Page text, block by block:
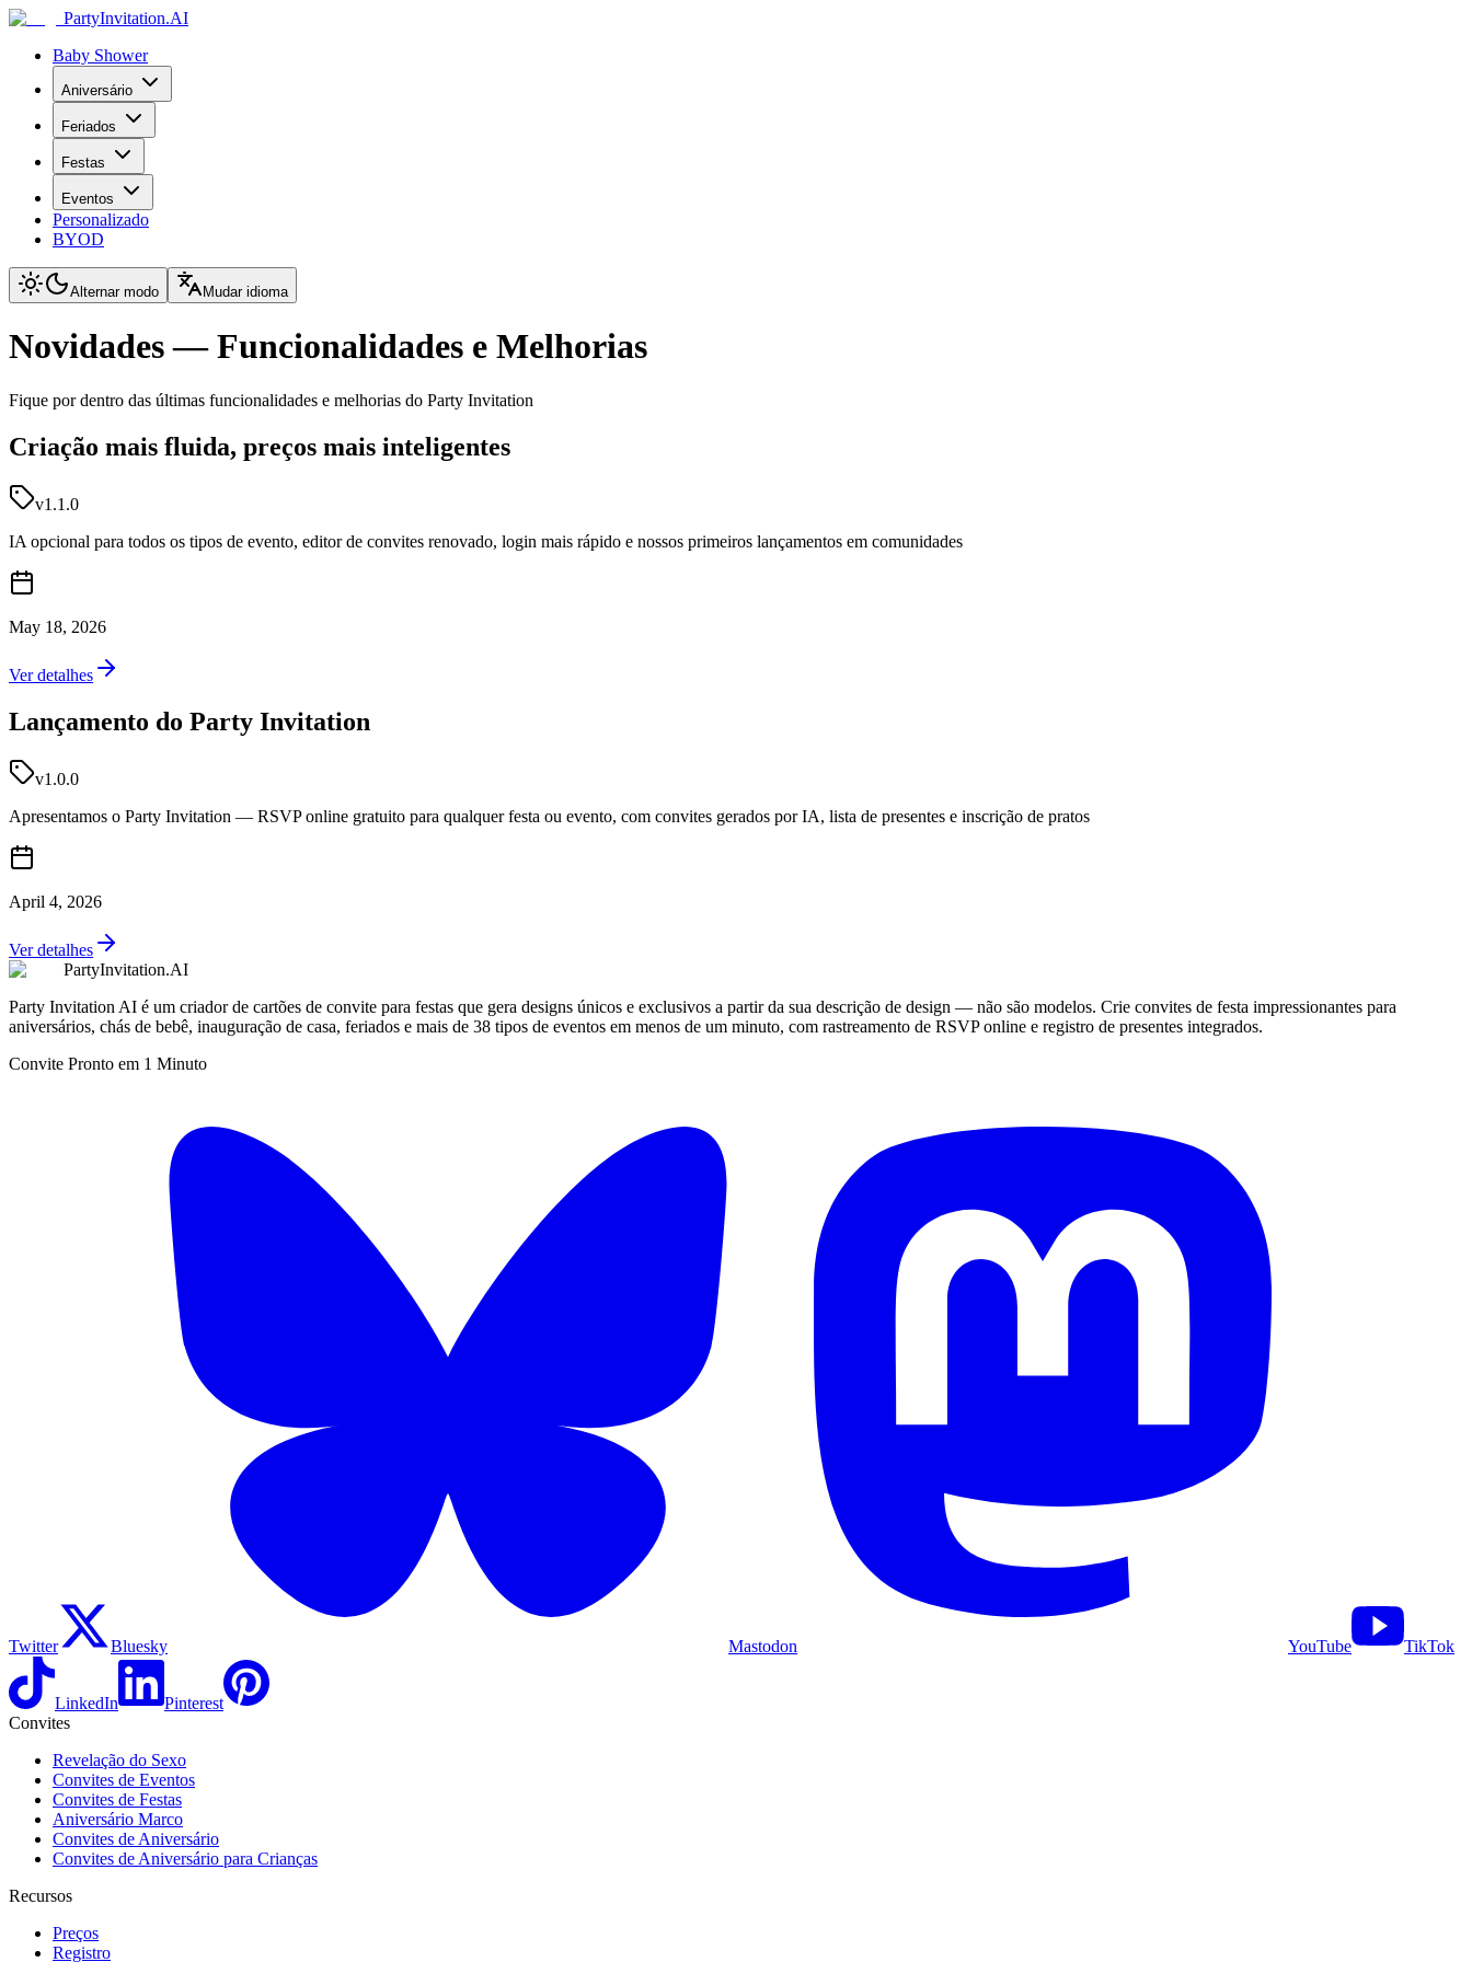
PartyInvitation.AI
Baby Shower
Aniversário
Feriados
Festas
Eventos
Personalizado
BYOD
Alternar modo Mudar idioma
Novidades — Funcionalidades e Melhorias
Fique por dentro das últimas funcionalidades e melhorias do Party Invitation
Criação mais fluida, preços mais inteligentes
v1.1.0
IA opcional para todos os tipos de evento, editor de convites renovado, login mais rápido e nossos primeiros lançamentos em comunidades
May 18, 2026
Ver detalhes
Lançamento do Party Invitation
v1.0.0
Apresentamos o Party Invitation — RSVP online gratuito para qualquer festa ou evento, com convites gerados por IA, lista de presentes e inscrição de pratos
April 4, 2026
Ver detalhes
PartyInvitation.AI
Party Invitation AI é um criador de cartões de convite para festas que gera designs únicos e exclusivos a partir da sua descrição de design — não são modelos. Crie convites de festa impressionantes para
aniversários, chás de bebê, inauguração de casa, feriados e mais de 38 tipos de eventos em menos de um minuto, com rastreamento de RSVP online e registro de presentes integrados.
Convite Pronto em 1 Minuto
Twitter Bluesky Mastodon YouTube TikTok
LinkedIn
Pinterest
Convites
Revelação do Sexo
Convites de Eventos
Convites de Festas
Aniversário Marco
Convites de Aniversário
Convites de Aniversário para Crianças
Recursos
Preços
Registro